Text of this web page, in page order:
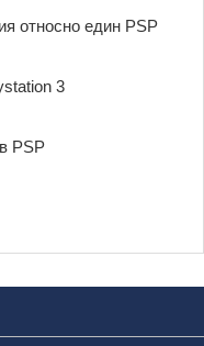
относно един PSP
3
PSP